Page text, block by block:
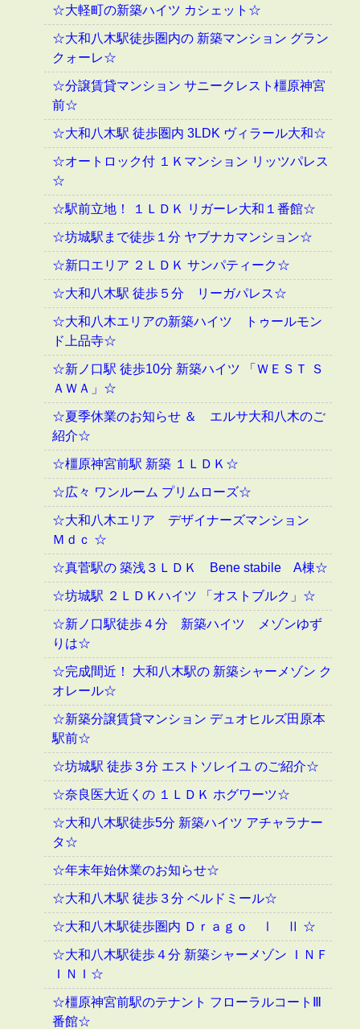
☆大軽町の新築ハイツ カシェット☆
☆大和八木駅徒歩圏内の 新築マンション グラン
クォーレ☆
☆分譲賃貸マンション サニークレスト橿原神宮
前☆
☆大和八木駅 徒歩圏内 3LDK ヴィラール大和☆
☆オートロック付 １Ｋマンション リッツパレス
☆
☆駅前立地！ １ＬＤＫ リガーレ大和１番館☆
☆坊城駅まで徒歩１分 ヤブナカマンション☆
☆新口エリア ２ＬＤＫ サンパティーク☆
☆大和八木駅 徒歩５分 リーガパレス☆
☆大和八木エリアの新築ハイツ トゥールモン
ド上品寺☆
☆新ノ口駅 徒歩10分 新築ハイツ 「ＷＥＳＴ Ｓ
ＡＷＡ」☆
☆夏季休業のお知らせ ＆ エルサ大和八木のご
紹介☆
☆橿原神宮前駅 新築 １ＬＤＫ☆
☆広々 ワンルーム プリムローズ☆
☆大和八木エリア デザイナーズマンション
Ｍｄｃ ☆
☆真菅駅の 築浅３ＬＤＫ Bene stabile A棟☆
☆坊城駅 ２ＬＤＫハイツ 「オストブルク」☆
☆新ノ口駅徒歩４分 新築ハイツ メゾンゆず
りは☆
☆完成間近！ 大和八木駅の 新築シャーメゾン ク
オレール☆
☆新築分譲賃貸マンション デュオヒルズ田原本
駅前☆
☆坊城駅 徒歩３分 エストソレイユ のご紹介☆
☆奈良医大近くの １ＬＤＫ ホグワーツ☆
☆大和八木駅徒歩5分 新築ハイツ アチャラナー
タ☆
☆年末年始休業のお知らせ☆
☆大和八木駅 徒歩３分 ベルドミール☆
☆大和八木駅徒歩圏内 Ｄｒａｇｏ Ⅰ Ⅱ ☆
☆大和八木駅徒歩４分 新築シャーメゾン ＩＮＦ
ＩＮＩ☆
☆橿原神宮前駅のテナント フローラルコートⅢ
番館☆